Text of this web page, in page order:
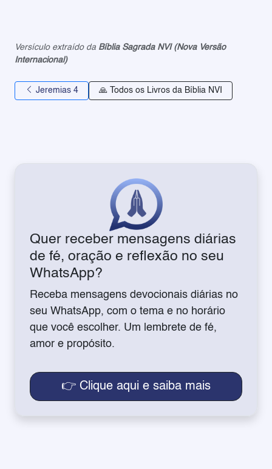
Versículo extraído da Bíblia Sagrada NVI (Nova Versão
Internacional)
Jeremias 4 🙏 Todos os Livros da Bíblia NVI
Quer receber mensagens diárias
de fé, oração e reflexão no seu
WhatsApp?
Receba mensagens devocionais diárias no
seu WhatsApp, com o tema e no horário
que você escolher. Um lembrete de fé,
amor e propósito.
👉 Clique aqui e saiba mais